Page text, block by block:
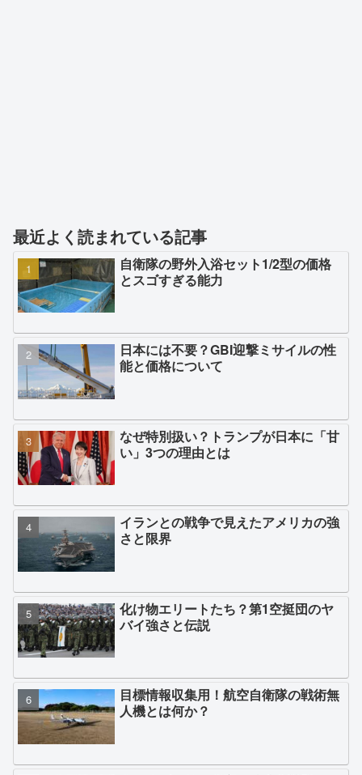
最近よく読まれている記事
自衛隊の野外入浴セット1/2型の価格
とスゴすぎる能力
日本には不要？GBI迎撃ミサイルの性
能と価格について
なぜ特別扱い？トランプが日本に「甘
い」3つの理由とは
イランとの戦争で見えたアメリカの強
さと限界
化け物エリートたち？第1空挺団のヤ
バイ強さと伝説
目標情報収集用！航空自衛隊の戦術無
人機とは何か？